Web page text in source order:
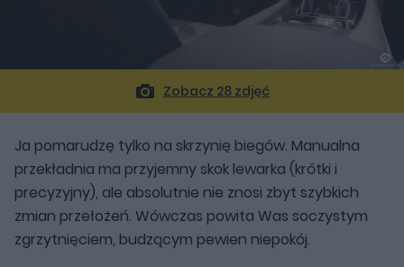
Zobacz 28 zdjęć
Ja pomarudzę tylko na skrzynię biegów. Manualna
przekładnia ma przyjemny skok lewarka (krótki i
precyzyjny), ale absolutnie nie znosi zbyt szybkich
zmian przełożeń. Wówczas powita Was soczystym
zgrzytnięciem, budzącym pewien niepokój.